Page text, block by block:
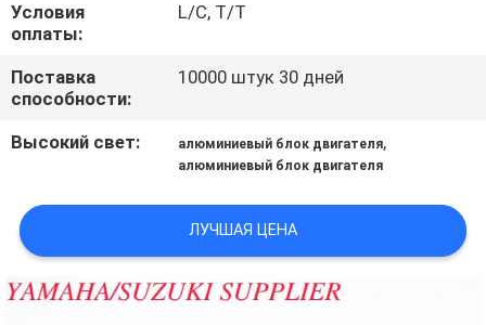
НОВОСТИ
СПРОСИТЕ
ЦИТАТУ
КАРТА
САЙТА
PRIVACY
Условия
оплаты:
L/C, T/T
Поставка
способности:
10000 штук 30 дней
Высокий свет: алюминиевый блок двигателя,
алюминиевый блок двигателя
ЛУЧШАЯ ЦЕНА